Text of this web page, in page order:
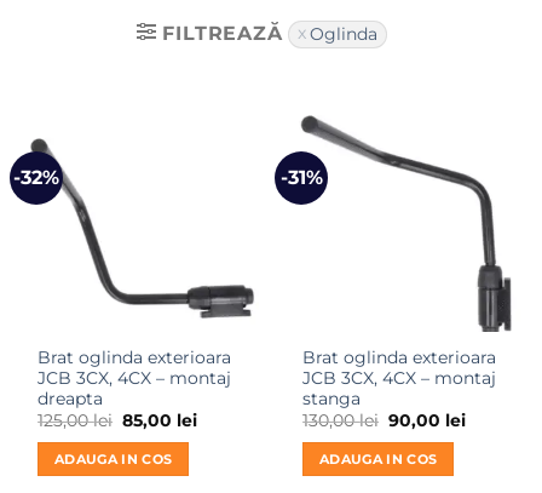
FILTREAZĂ
Oglinda
-32%
Brat oglinda exterioara
JCB 3CX, 4CX – montaj
dreapta
125,00lei Prețul
inițial
a
fost:
125,00 lei.
85,00 leiPrețul
ADAUGA IN COS
-31%
Brat oglinda exterioara
JCB 3CX, 4CX – montaj
stanga
130,00lei Prețul
inițial
a
fost:
130,00 lei.
90,00 leiPrețul
ADAUGA IN COS